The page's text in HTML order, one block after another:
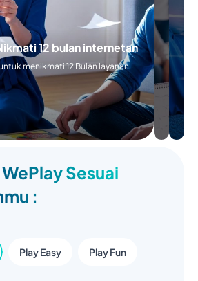
12 bulan internetan
menikmati 12 Bulan layanan
Sesuai
:
Play Easy Play Fun